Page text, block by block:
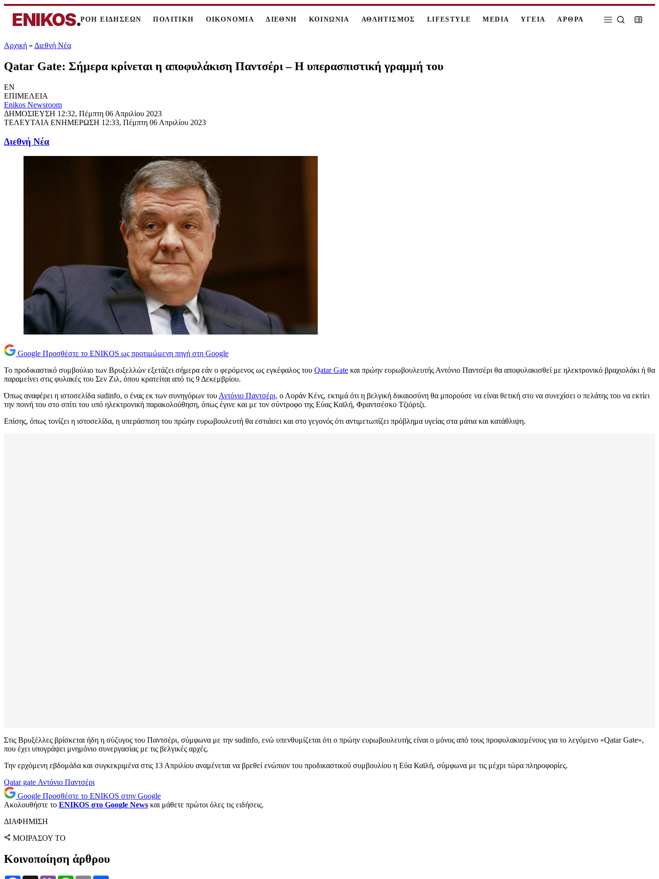
ENIKOS.ΡΟΗ ΕΙΔΗΣΕΩΝ ΠΟΛΙΤΙΚΗ ΟΙΚΟΝΟΜΙΑ ΔΙΕΘΝΗ ΚΟΙΝΩΝΙΑ ΑΘΛΗΤΙΣΜΟΣ LIFESTYLE MEDIA ΥΓΕΙΑ ΑΡΘΡΑ
Αρχική » Διεθνή Νέα
Qatar Gate: Σήμερα κρίνεται η αποφυλάκιση Παντσέρι – Η υπερασπιστική γραμμή του
EN
ΕΠΙΜΕΛΕΙΑ
Enikos Newsroom
ΔΗΜΟΣΙΕΥΣΗ 12:32, Πέμπτη 06 Απριλίου 2023
ΤΕΛΕΥΤΑΙΑ ΕΝΗΜΕΡΩΣΗ 12:33, Πέμπτη 06 Απριλίου 2023
Διεθνή Νέα
Google Προσθέστε το ENIKOS ως προτιμώμενη πηγή στη Google
Το προδικαστικό συμβούλιο των Βρυξελλών εξετάζει σήμερα εάν ο φερόμενος ως εγκέφαλος του Qatar Gate και πρώην ευρωβουλευτής Αντόνιο Παντσέρι θα αποφυλακισθεί με ηλεκτρονικό βραχιολάκι ή θα
παραμείνει στις φυλακές του Σεν Ζιλ, όπου κρατείται από τις 9 Δεκεμβρίου.
Όπως αναφέρει η ιστοσελίδα sudinfo, ο ένας εκ των συνηγόρων του Αντόνιο Παντσέρι, ο Λοράν Κένς, εκτιμά ότι η βελγική δικαιοσύνη θα μπορούσε να είναι θετική στο να συνεχίσει ο πελάτης του να εκτίει
την ποινή του στο σπίτι του υπό ηλεκτρονική παρακολούθηση, όπως έγινε και με τον σύντροφο της Εύας Καϊλή, Φραντσέσκο Τζιόρτζι.
Επίσης, όπως τονίζει η ιστοσελίδα, η υπεράσπιση του πρώην ευρωβουλευτή θα εστιάσει και στο γεγονός ότι αντιμετωπίζει πρόβλημα υγείας στα μάτια και κατάθλιψη.
Στις Βρυξέλλες βρίσκεται ήδη η σύζυγος του Παντσέρι, σύμφωνα με την sudinfo, ενώ υπενθυμίζεται ότι ο πρώην ευρωβουλευτής είναι ο μόνος από τους προφυλακισμένους για το λεγόμενο «Qatar Gate»,
που έχει υπογράψει μνημόνιο συνεργασίας με τις βελγικές αρχές.
Την ερχόμενη εβδομάδα και συγκεκριμένα στις 13 Απριλίου αναμένεται να βρεθεί ενώπιον του προδικαστικού συμβουλίου η Εύα Καϊλή, σύμφωνα με τις μέχρι τώρα πληροφορίες.
Qatar gate Αντόνιο Παντσέρι
Google Προσθέστε το ENIKOS στην Google
Ακολουθήστε το ENIKOS στο Google News και μάθετε πρώτοι όλες τις ειδήσεις.
ΔΙΑΦΗΜΙΣΗ
ΜΟΙΡΑΣΟΥ ΤΟ
Κοινοποίηση άρθρου